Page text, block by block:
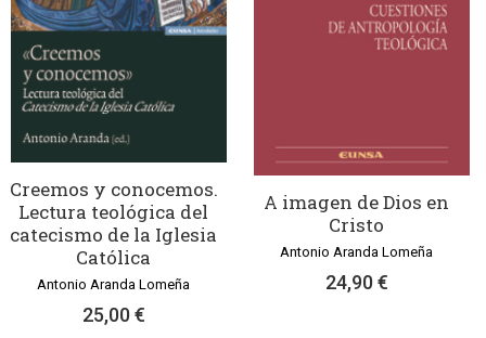
Creemos y conocemos.
Lectura teológica del
catecismo de la Iglesia
Católica
Antonio Aranda Lomeña
25,00 €
A imagen de Dios en
Cristo
Antonio Aranda Lomeña
24,90 €